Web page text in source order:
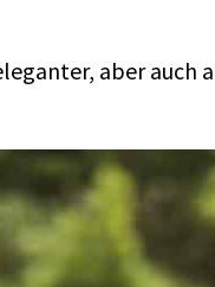
aber auch